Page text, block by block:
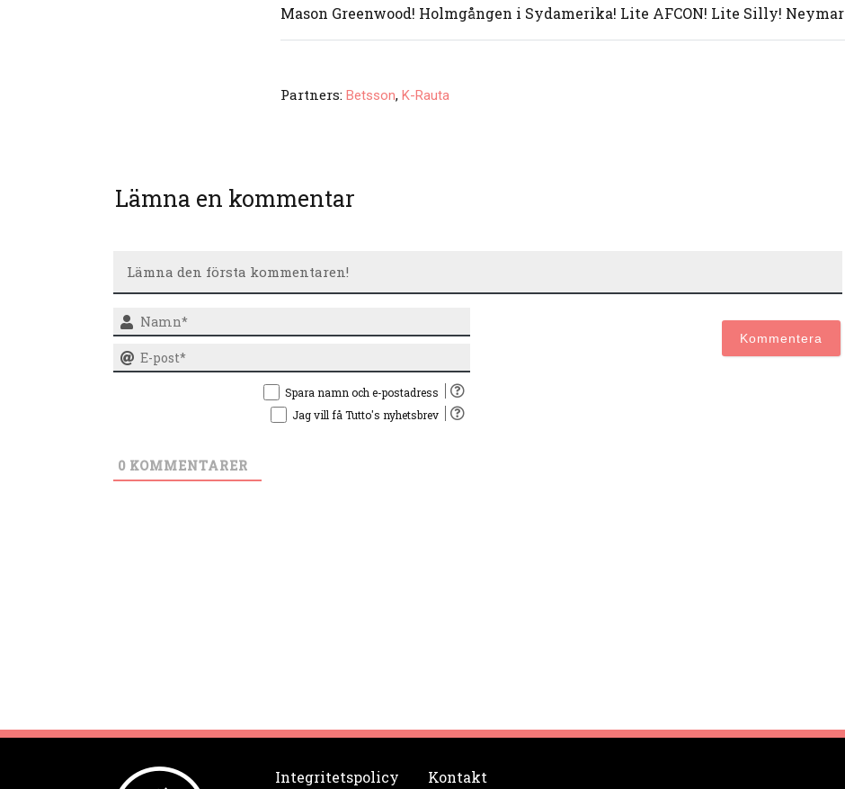
Mason Greenwood! Holmgången i Sydamerika! Lite AFCON! Lite Silly!
Partners: Betsson, K-Rauta
Lämna en kommentar
post*
Spara namn och e-postadress
Jag vill få Tutto's nyhetsbrev
0KOMMENTARER
Integritetspolicy Kontakt